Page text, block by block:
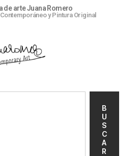
de arte Juana Romero
y Pintura Original
B
U
S
C
A
R